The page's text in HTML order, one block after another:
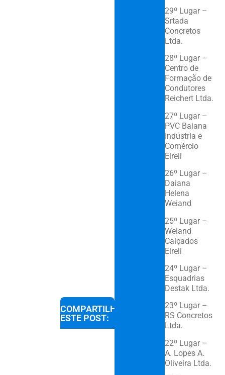
COMPARTILHE
ESTE POST:
29º Lugar –
Srtada
Concretos
Ltda.
28º Lugar –
Centro de
Formação de
Condutores
Reichert Ltda.
27º Lugar –
PVC Baiana
Indústria e
Comércio
Eireli
26º Lugar –
Daiana
Helena
Weiand
25º Lugar –
Weiand
Calçados
Eireli
24º Lugar –
Esquadrias
Destak Ltda.
23º Lugar –
RS Concretos
Ltda.
22º Lugar –
A. Lopes A.
Oliveira Ltda.